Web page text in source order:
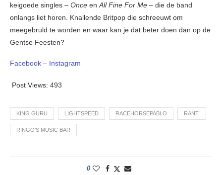
keigoede singles – Once enAll Fine For Me – die de band
onlangs liet horen. Knallende Britpop die schreeuwt om
meegebruld te worden en waar kan je dat beter doen dan op de
Gentse Feesten?
Facebook – Instagram
Post Views: 493
KING GURU LIGHTSPEED RACEHORSEPABLO RANT.
RINGO’S MUSIC BAR
0